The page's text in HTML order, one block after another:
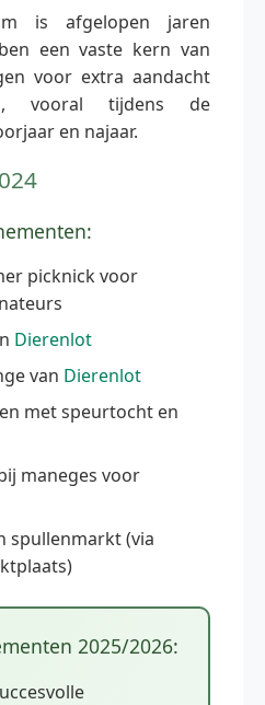
is afgelopen jaren
een vaste kern van
voor extra aandacht
vooral tijdens de
en najaar.
picknick voor
Dierenlot
van Dierenlot
met speurtocht en
maneges voor
spullenmarkt (via
2025/2026: